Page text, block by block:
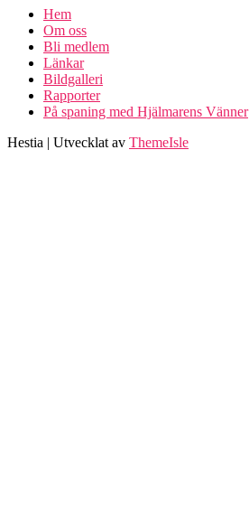
Hem
Om oss
Bli medlem
Länkar
Bildgalleri
Rapporter
På spaning med Hjälmarens Vänner
Hestia | Utvecklat av ThemeIsle